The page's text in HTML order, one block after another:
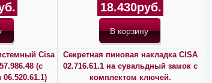
18.430руб.
Cisa
(с
Секретная пиновая накладка CISA
02.716.61.1 на сувальдный замок с
комплектом ключей.